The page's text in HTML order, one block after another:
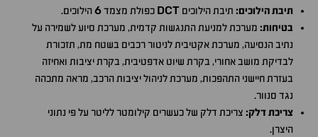
תיבת הילוכים: תיבת הילוכים DCT כפולת מצמד6הילוכים.
בטיחות: מערכת למניעת התנגשות קדמית, מערכת סיוע לשמירה על
נתיב הנסיעה, מערכת אקטיבית לניטור רכבים בשטח מת, תזכורת
לבדיקת מושב אחורי, בקרת שיוט אדפטיבית, בקרת יציבות ואחיזה
בעזרת חיישני התהפכות, מערכת לניהול יציבות הרכב, מראה מתכהה
נגד סנוור.
צריכת דלק: צריכת דלק של כעשרים קילומטר לליטר על פי נתוני
היצרן.